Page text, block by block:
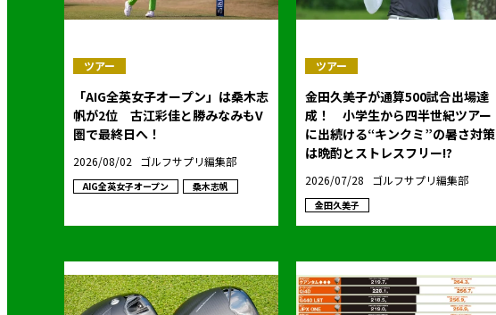
ツアー
「AIG全英女子オープン」は桑木志
帆が2位 古江彩佳と勝みなみもV
圏で最終日へ！
2026/08/02 ゴルフサプリ編集部
AIG全英女子オープン 桑木志帆
ツアー
金田久美子が通算500試合出場達
成！ 小学生から四半世紀ツアー
に出続ける“キンクミ”の暑さ対策
は晩酌とストレスフリー!?
2026/07/28 ゴルフサプリ編集部
金田久美子